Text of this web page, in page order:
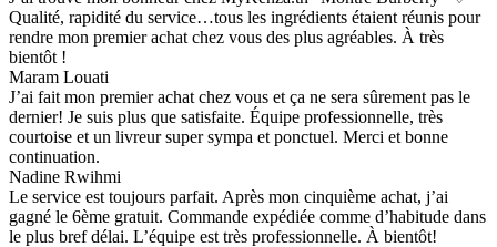
Qualité, rapidité du service…tous les ingrédients étaient réunis pour
rendre mon premier achat chez vous des plus agréables. À très
bientôt !
Maram Louati
J’ai fait mon premier achat chez vous et ça ne sera sûrement pas le
dernier! Je suis plus que satisfaite. Équipe professionnelle, très
courtoise et un livreur super sympa et ponctuel. Merci et bonne
continuation.
Nadine Rwihmi
Le service est toujours parfait. Après mon cinquième achat, j’ai
gagné le 6ème gratuit. Commande expédiée comme d’habitude dans
le plus bref délai. L’équipe est très professionnelle. À bientôt!